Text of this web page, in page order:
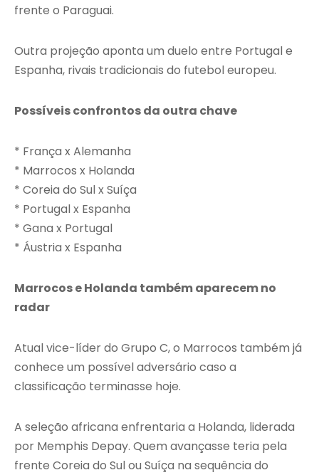
frente o Paraguai.
Outra projeção aponta um duelo entre Portugal e
Espanha, rivais tradicionais do futebol europeu.
Possíveis confrontos da outra chave
* França x Alemanha
* Marrocos x Holanda
* Coreia do Sul x Suíça
* Portugal x Espanha
* Gana x Portugal
* Áustria x Espanha
Marrocos e Holanda também aparecem no
radar
Atual vice-líder do Grupo C, o Marrocos também já
conhece um possível adversário caso a
classificação terminasse hoje.
A seleção africana enfrentaria a Holanda, liderada
por Memphis Depay. Quem avançasse teria pela
frente Coreia do Sul ou Suíça na sequência do